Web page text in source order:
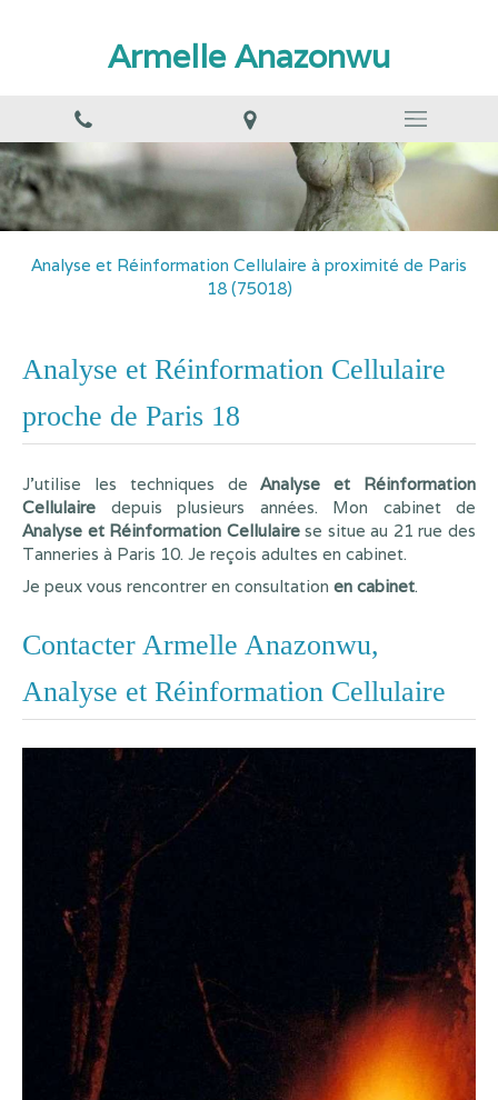
Armelle Anazonwu
Analyse et Réinformation Cellulaire à proximité de Paris
18 (75018)
Analyse et Réinformation Cellulaire
proche de Paris 18
J'utilise les techniques deAnalyse et Réinformation
Cellulaire depuis plusieurs années. Mon cabinet de
Analyse et Réinformation Cellulairese situe au 21 rue des
Tanneries à Paris 10. Je reçois adultes en cabinet.
Je peux vous rencontrer en consultation en cabinet.
Contacter Armelle Anazonwu,
Analyse et Réinformation Cellulaire